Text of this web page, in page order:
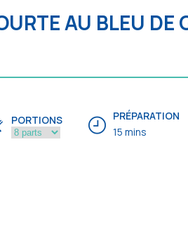
AU BLEU DE
PORTIONS
PRÉPARATION
15 mins